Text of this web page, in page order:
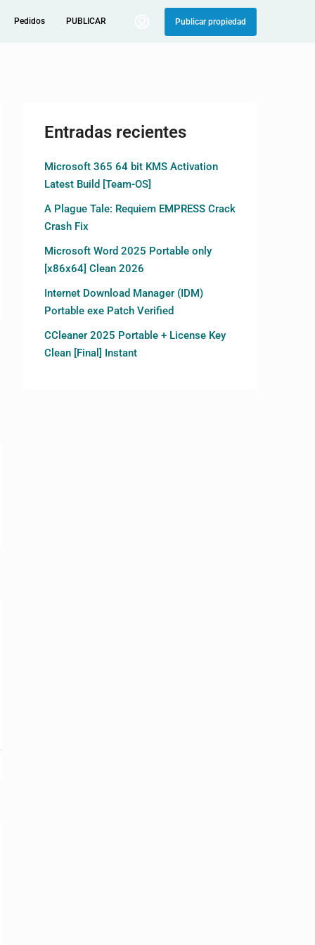
Pedidos PUBLICAR Publicar propiedad
Entradas recientes
Microsoft 365 64 bit KMS Activation
Latest Build [Team-OS]
A Plague Tale: Requiem EMPRESS Crack
Crash Fix
Microsoft Word 2025 Portable only
[x86x64] Clean 2026
Internet Download Manager (IDM)
Portable exe Patch Verified
CCleaner 2025 Portable + License Key
Clean [Final] Instant